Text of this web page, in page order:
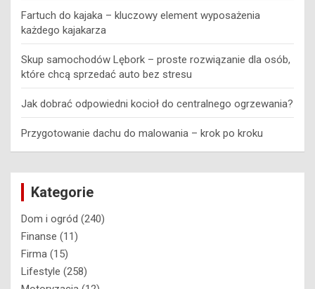
Fartuch do kajaka – kluczowy element wyposażenia
każdego kajakarza
Skup samochodów Lębork – proste rozwiązanie dla osób,
które chcą sprzedać auto bez stresu
Jak dobrać odpowiedni kocioł do centralnego ogrzewania?
Przygotowanie dachu do malowania – krok po kroku
Kategorie
Dom i ogród (240)
Finanse (11)
Firma (15)
Lifestyle (258)